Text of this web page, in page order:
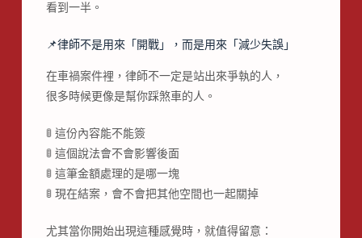
看到一半。
📌律師不是用來「開戰」，而是用來「減少失誤」
在車禍案件裡，律師不一定是站出來爭執的人，
很多時候更像是幫你踩煞車的人。
🚦 這份內容能不能簽
🚦 這個說法會不會影響後面
🚦 這筆金額處理的是哪一塊
🚦 現在結案，會不會把其他空間也一起關掉
尤其當你開始出現這種感覺時，就值得留意：